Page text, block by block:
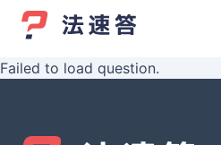
Failed to load question.